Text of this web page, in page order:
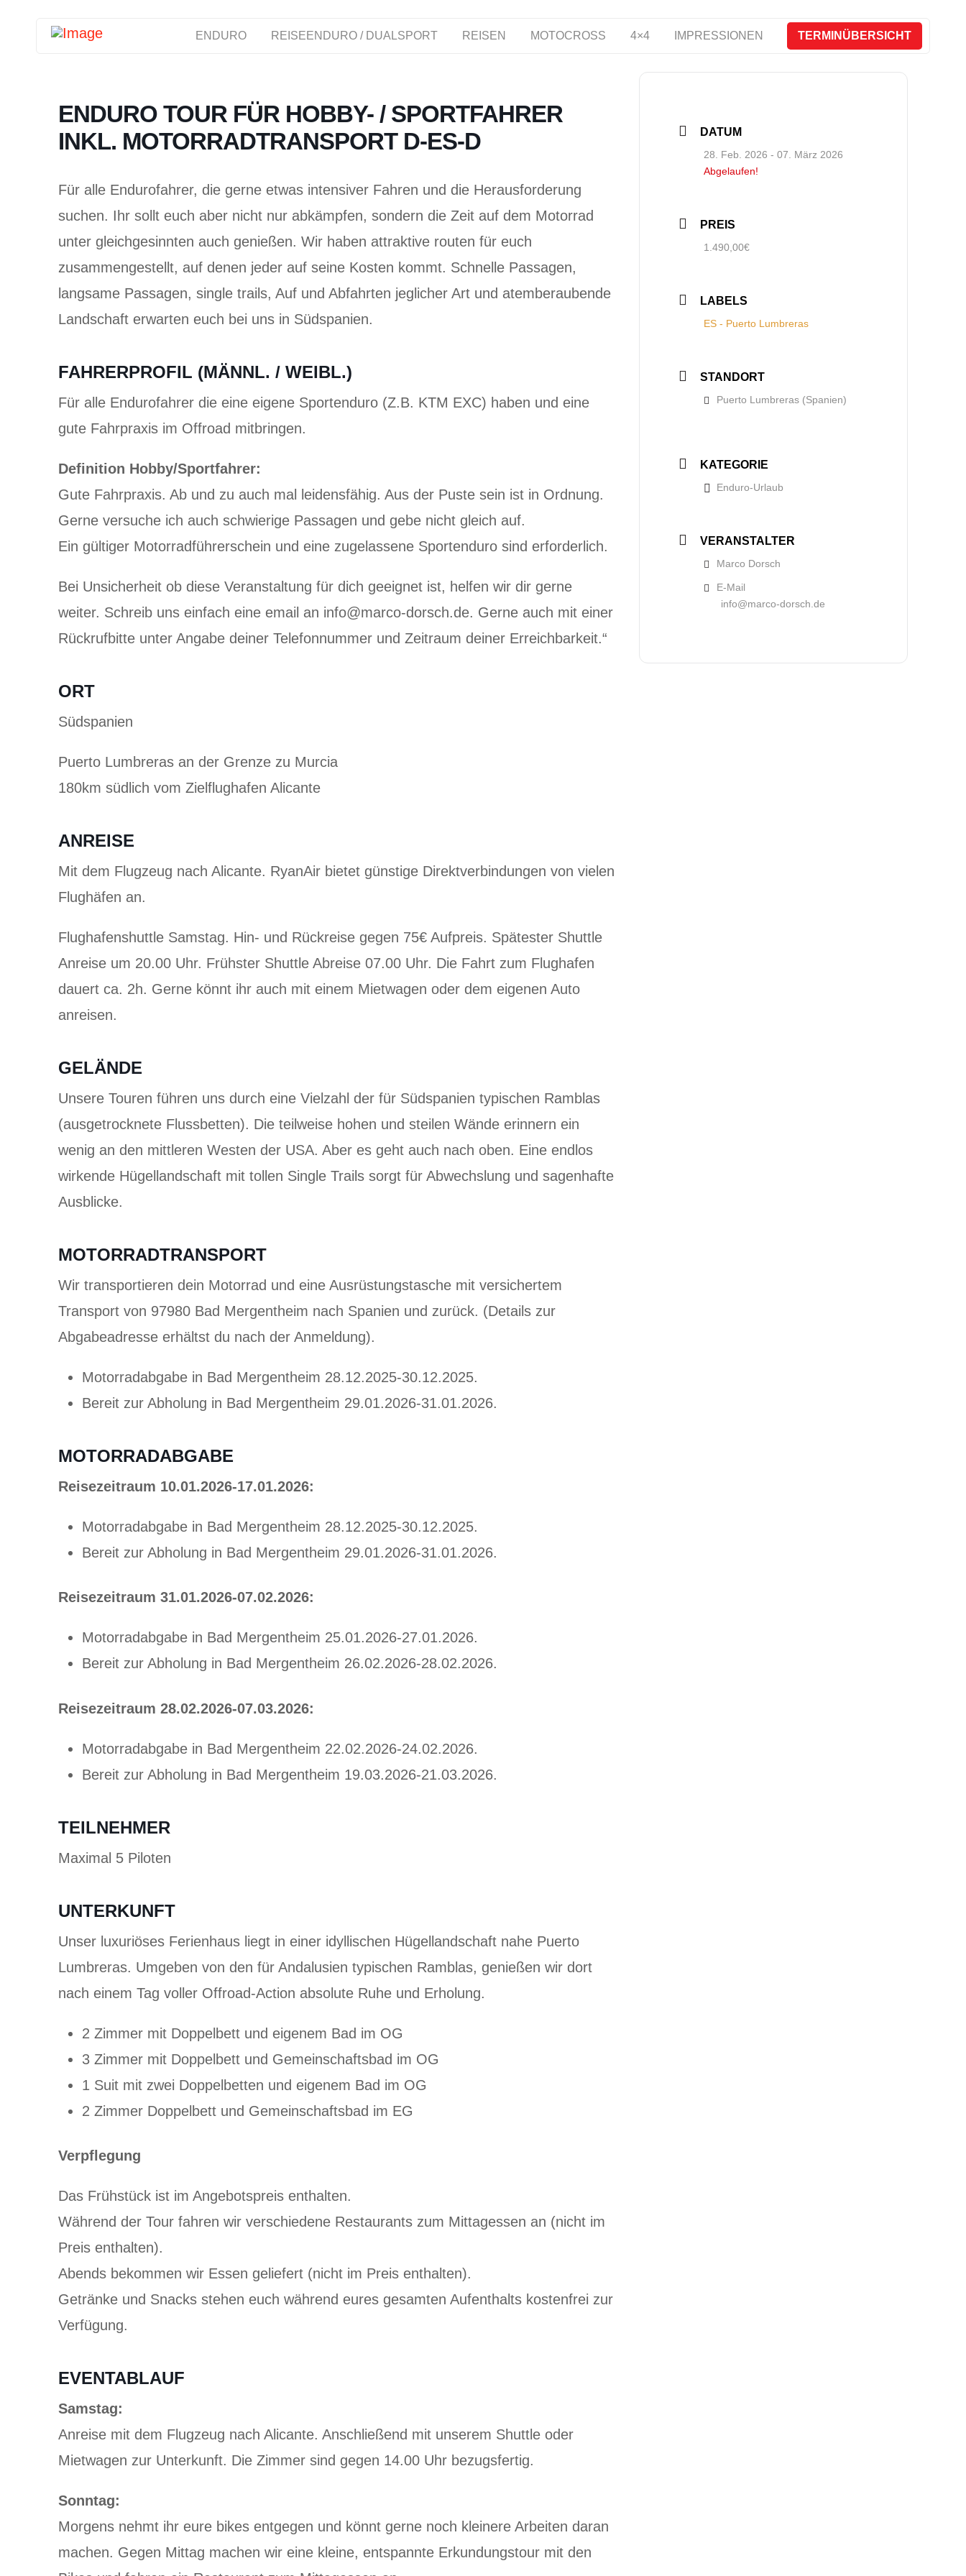
ENDURO REISEENDURO / DUALSPORT REISEN MOTOCROSS 4×4 IMPRESSIONEN TERMINÜBERSICHT
ENDURO TOUR FÜR HOBBY- / SPORTFAHRER
INKL. MOTORRADTRANSPORT D-ES-D
Für alle Endurofahrer, die gerne etwas intensiver Fahren und die Herausforderung
suchen. Ihr sollt euch aber nicht nur abkämpfen, sondern die Zeit auf dem Motorrad
unter gleichgesinnten auch genießen. Wir haben attraktive routen für euch
zusammengestellt, auf denen jeder auf seine Kosten kommt. Schnelle Passagen,
langsame Passagen, single trails, Auf und Abfahrten jeglicher Art und atemberaubende
Landschaft erwarten euch bei uns in Südspanien.
FAHRERPROFIL (MÄNNL. / WEIBL.)
Für alle Endurofahrer die eine eigene Sportenduro (Z.B. KTM EXC) haben und eine
gute Fahrpraxis im Offroad mitbringen.
Definition Hobby/Sportfahrer:
Gute Fahrpraxis. Ab und zu auch mal leidensfähig. Aus der Puste sein ist in Ordnung.
Gerne versuche ich auch schwierige Passagen und gebe nicht gleich auf.
Ein gültiger Motorradführerschein und eine zugelassene Sportenduro sind erforderlich.
Bei Unsicherheit ob diese Veranstaltung für dich geeignet ist, helfen wir dir gerne
weiter. Schreib uns einfach eine email an info@marco-dorsch.de. Gerne auch mit einer
Rückrufbitte unter Angabe deiner Telefonnummer und Zeitraum deiner Erreichbarkeit.“
ORT
Südspanien
Puerto Lumbreras an der Grenze zu Murcia
180km südlich vom Zielflughafen Alicante
ANREISE
Mit dem Flugzeug nach Alicante. RyanAir bietet günstige Direktverbindungen von vielen
Flughäfen an.
Flughafenshuttle Samstag. Hin- und Rückreise gegen 75€ Aufpreis. Spätester Shuttle
Anreise um 20.00 Uhr. Frühster Shuttle Abreise 07.00 Uhr. Die Fahrt zum Flughafen
dauert ca. 2h. Gerne könnt ihr auch mit einem Mietwagen oder dem eigenen Auto
anreisen.
GELÄNDE
Unsere Touren führen uns durch eine Vielzahl der für Südspanien typischen Ramblas
(ausgetrocknete Flussbetten). Die teilweise hohen und steilen Wände erinnern ein
wenig an den mittleren Westen der USA. Aber es geht auch nach oben. Eine endlos
wirkende Hügellandschaft mit tollen Single Trails sorgt für Abwechslung und sagenhafte
Ausblicke.
MOTORRADTRANSPORT
Wir transportieren dein Motorrad und eine Ausrüstungstasche mit versichertem
Transport von 97980 Bad Mergentheim nach Spanien und zurück. (Details zur
Abgabeadresse erhältst du nach der Anmeldung).
Motorradabgabe in Bad Mergentheim 28.12.2025-30.12.2025.
Bereit zur Abholung in Bad Mergentheim 29.01.2026-31.01.2026.
MOTORRADABGABE
Reisezeitraum 10.01.2026-17.01.2026:
Motorradabgabe in Bad Mergentheim 28.12.2025-30.12.2025.
Bereit zur Abholung in Bad Mergentheim 29.01.2026-31.01.2026.
Reisezeitraum 31.01.2026-07.02.2026:
Motorradabgabe in Bad Mergentheim 25.01.2026-27.01.2026.
Bereit zur Abholung in Bad Mergentheim 26.02.2026-28.02.2026.
Reisezeitraum 28.02.2026-07.03.2026:
Motorradabgabe in Bad Mergentheim 22.02.2026-24.02.2026.
Bereit zur Abholung in Bad Mergentheim 19.03.2026-21.03.2026.
TEILNEHMER
Maximal 5 Piloten
UNTERKUNFT
Unser luxuriöses Ferienhaus liegt in einer idyllischen Hügellandschaft nahe Puerto
Lumbreras. Umgeben von den für Andalusien typischen Ramblas, genießen wir dort
nach einem Tag voller Offroad-Action absolute Ruhe und Erholung.
2 Zimmer mit Doppelbett und eigenem Bad im OG
3 Zimmer mit Doppelbett und Gemeinschaftsbad im OG
1 Suit mit zwei Doppelbetten und eigenem Bad im OG
2 Zimmer Doppelbett und Gemeinschaftsbad im EG
Verpflegung
Das Frühstück ist im Angebotspreis enthalten.
Während der Tour fahren wir verschiedene Restaurants zum Mittagessen an (nicht im
Preis enthalten).
Abends bekommen wir Essen geliefert (nicht im Preis enthalten).
Getränke und Snacks stehen euch während eures gesamten Aufenthalts kostenfrei zur
Verfügung.
EVENTABLAUF
Samstag:
Anreise mit dem Flugzeug nach Alicante. Anschließend mit unserem Shuttle oder
Mietwagen zur Unterkunft. Die Zimmer sind gegen 14.00 Uhr bezugsfertig.
Sonntag:
Morgens nehmt ihr eure bikes entgegen und könnt gerne noch kleinere Arbeiten daran
machen. Gegen Mittag machen wir eine kleine, entspannte Erkundungstour mit den
DATUM
28. Feb. 2026 - 07. März 2026
Abgelaufen!
PREIS
1.490,00€
LABELS
ES - Puerto Lumbreras
STANDORT
Puerto Lumbreras (Spanien)
KATEGORIE
Enduro-Urlaub
VERANSTALTER
Marco Dorsch
E-Mail
info@marco-dorsch.de